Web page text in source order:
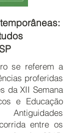
se referem a
proferidas
da XII Semana
e Educação
entre os